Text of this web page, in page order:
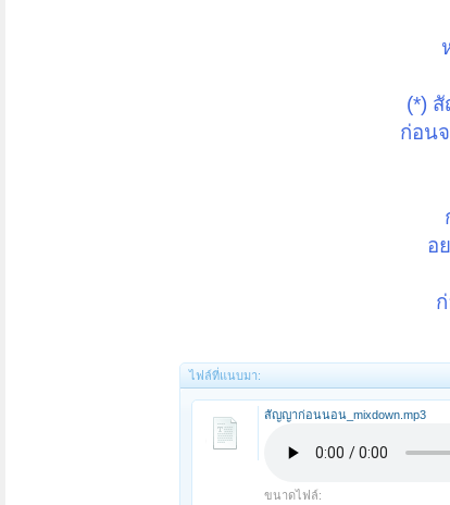
(*)
ก่อน
อ
ไฟล์ที่แนบมา:
สัญญาก่อนนอน_mixdown.mp3
ขนาดไฟล์: